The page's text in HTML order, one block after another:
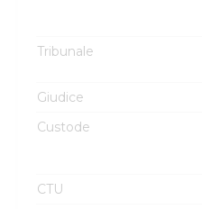
Tribunale
Giudice
Custode
CTU